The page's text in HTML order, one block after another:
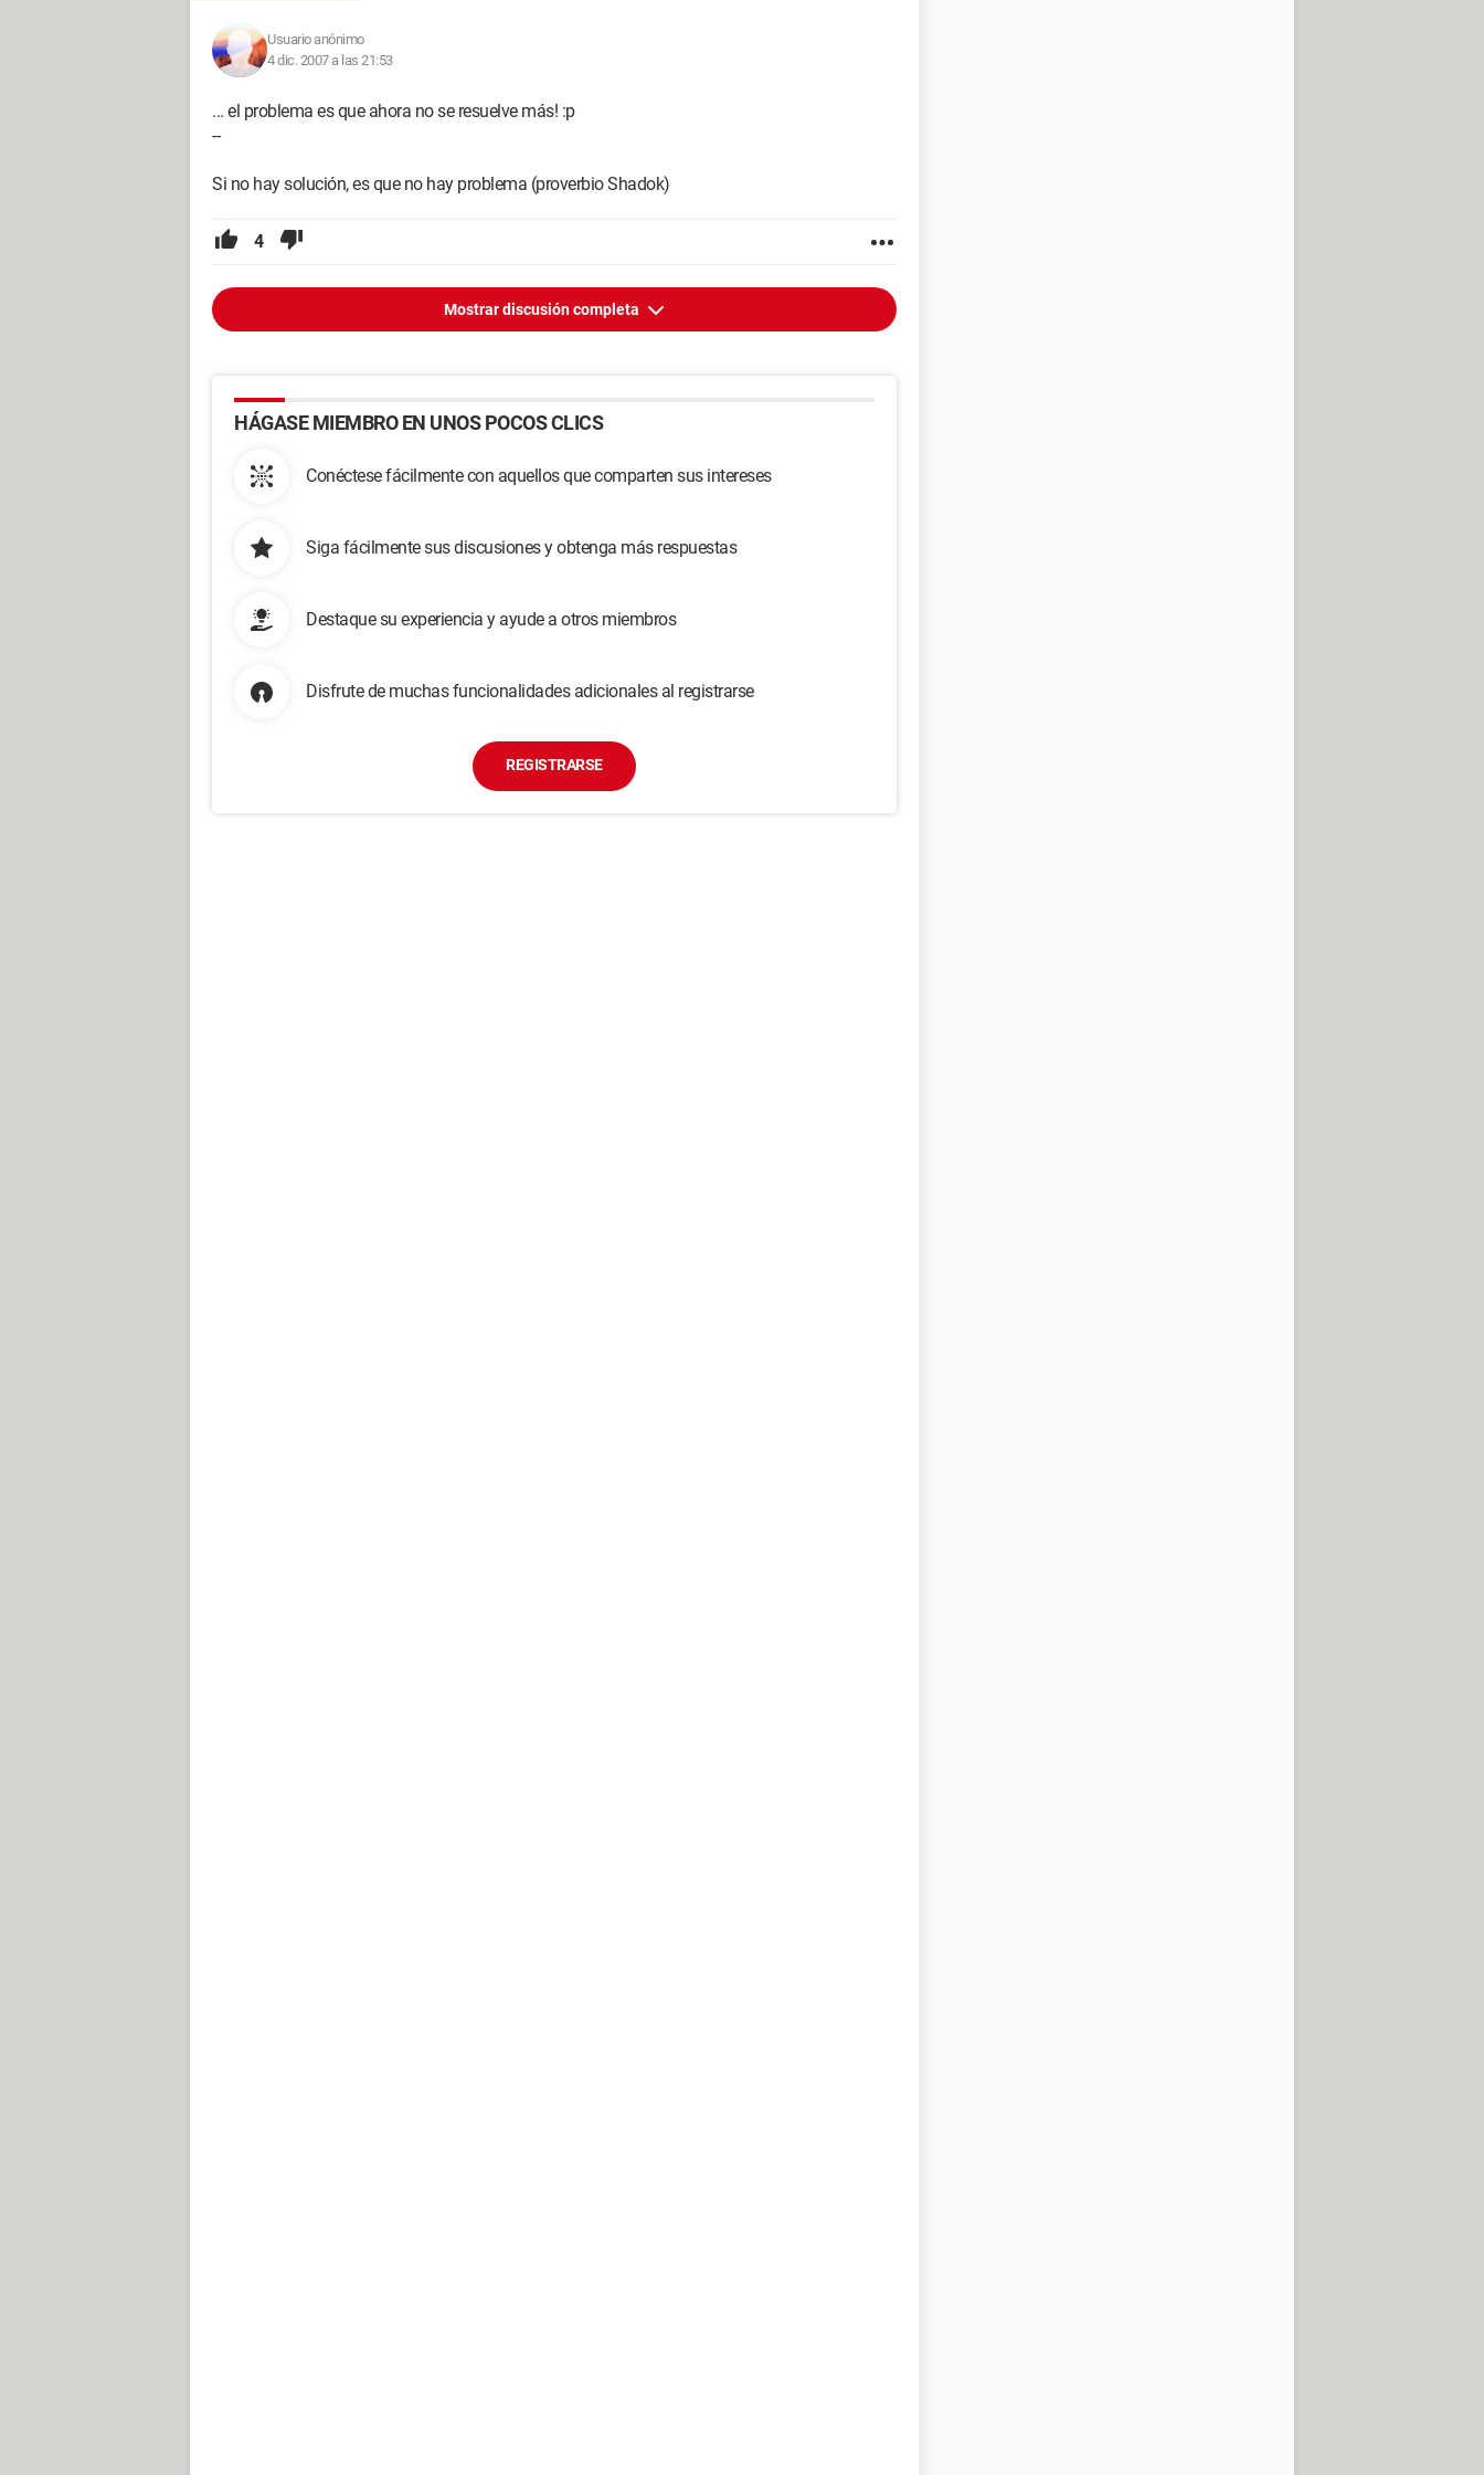
Usuario anónimo
4 dic. 2007 a las 21:53
... el problema es que ahora no se resuelve más! :p
--
Si no hay solución, es que no hay problema (proverbio Shadok)
4
Mostrar discusión completa
HÁGASE MIEMBRO EN UNOS POCOS CLICS
Conéctese fácilmente con aquellos que comparten sus intereses
Siga fácilmente sus discusiones y obtenga más respuestas
Destaque su experiencia y ayude a otros miembros
Disfrute de muchas funcionalidades adicionales al registrarse
REGISTRARSE